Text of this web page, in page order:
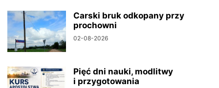
Carski bruk odkopany przy
prochowni
02-08-2026
Pięć dni nauki, modlitwy
i przygotowania